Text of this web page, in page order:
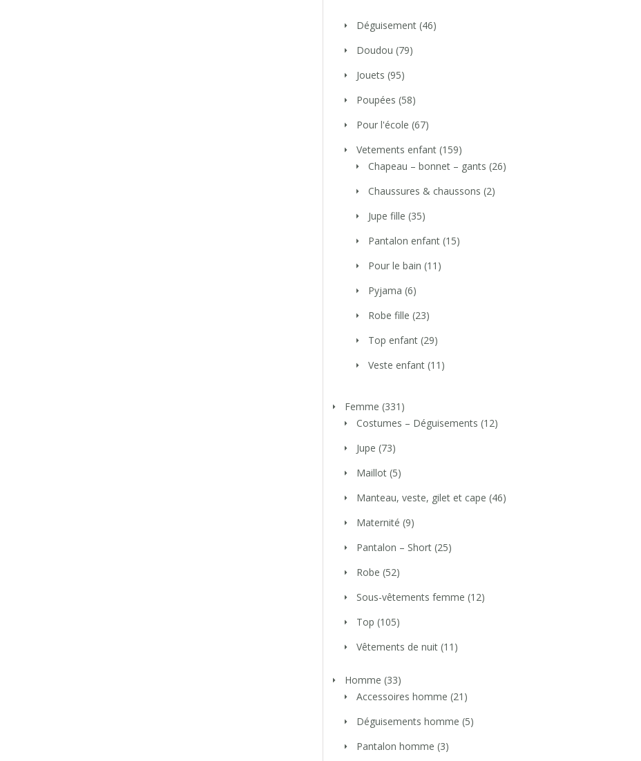
Déguisement (46)
Doudou (79)
Jouets (95)
Poupées (58)
Pour l'école (67)
Vetements enfant (159)
Chapeau – bonnet – gants (26)
Chaussures & chaussons (2)
Jupe fille (35)
Pantalon enfant (15)
Pour le bain (11)
Pyjama (6)
Robe fille (23)
Top enfant (29)
Veste enfant (11)
Femme (331)
Costumes – Déguisements (12)
Jupe (73)
Maillot (5)
Manteau, veste, gilet et cape (46)
Maternité (9)
Pantalon – Short (25)
Robe (52)
Sous-vêtements femme (12)
Top (105)
Vêtements de nuit (11)
Homme (33)
Accessoires homme (21)
Déguisements homme (5)
Pantalon homme (3)